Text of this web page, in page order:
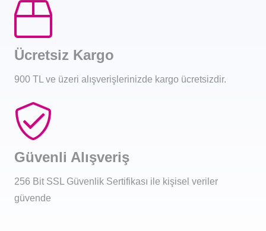
Ücretsiz Kargo
900 TL ve üzeri alışverişlerinizde kargo ücretsizdir.
Güvenli Alışveriş
256 Bit SSL Güvenlik Sertifikası ile kişisel veriler
güvende